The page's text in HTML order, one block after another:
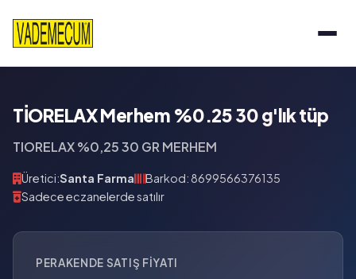
TİORELAX Merhem %0.25 30 g'lık tüp
TIORELAX %0,25 30 GR MERHEM
Üretici:Santa Farma
Barkod: 8699566376135
Sadece eczanelerde satılır
PERAKENDE SATIŞ FIYATI